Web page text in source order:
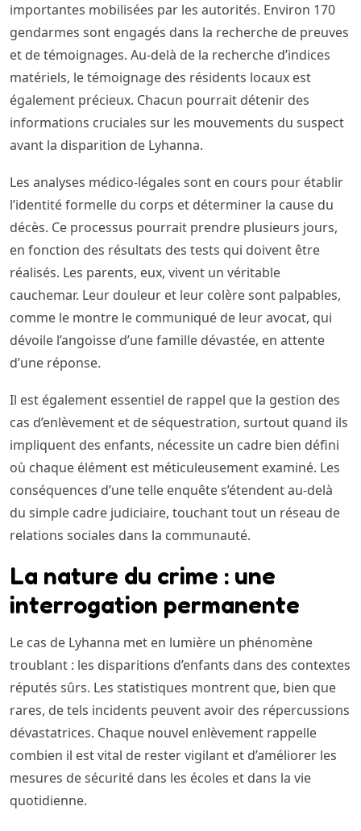
importantes mobilisées par les autorités. Environ 170
gendarmes sont engagés dans la recherche de preuves
et de témoignages. Au-delà de la recherche d’indices
matériels, le témoignage des résidents locaux est
également précieux. Chacun pourrait détenir des
informations cruciales sur les mouvements du suspect
avant la disparition de Lyhanna.
Les analyses médico-légales sont en cours pour établir
l’identité formelle du corps et déterminer la cause du
décès. Ce processus pourrait prendre plusieurs jours,
en fonction des résultats des tests qui doivent être
réalisés. Les parents, eux, vivent un véritable
cauchemar. Leur douleur et leur colère sont palpables,
comme le montre le communiqué de leur avocat, qui
dévoile l’angoisse d’une famille dévastée, en attente
d’une réponse.
Il est également essentiel de rappel que la gestion des
cas d’enlèvement et de séquestration, surtout quand ils
impliquent des enfants, nécessite un cadre bien défini
où chaque élément est méticuleusement examiné. Les
conséquences d’une telle enquête s’étendent au-delà
du simple cadre judiciaire, touchant tout un réseau de
relations sociales dans la communauté.
La nature du crime : une
interrogation permanente
Le cas de Lyhanna met en lumière un phénomène
troublant : les disparitions d’enfants dans des contextes
réputés sûrs. Les statistiques montrent que, bien que
rares, de tels incidents peuvent avoir des répercussions
dévastatrices. Chaque nouvel enlèvement rappelle
combien il est vital de rester vigilant et d’améliorer les
mesures de sécurité dans les écoles et dans la vie
quotidienne.